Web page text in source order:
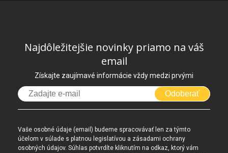
Najdôležitejšie novinky priamo na váš
email
Získajte zaujímavé informácie vždy medzi prvými
Odoberať
Vaše osobné údaje (email) budeme spracovávať len za týmto
účelom v súlade s platnou legislatívou a zásadami ochrany
osobných údajov. Súhlas potvrdíte kliknutím na odkaz, ktorý vám